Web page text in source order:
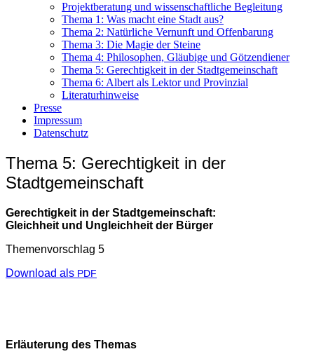
Projektberatung und wissenschaftliche Begleitung
Thema 1: Was macht eine Stadt aus?
Thema 2: Natürliche Vernunft und Offenbarung
Thema 3: Die Magie der Steine
Thema 4: Philosophen, Gläubige und Götzendiener
Thema 5: Gerechtigkeit in der Stadtgemeinschaft
Thema 6: Albert als Lektor und Provinzial
Literaturhinweise
Presse
Impressum
Datenschutz
Thema 5: Gerechtigkeit in der
Stadtgemeinschaft
Gerech­tig­keit in der Stadtgemeinschaft:
Gleich­heit und Ungleich­heit der Bürger
The­men­vor­schlag 5
Down­load als PDF
Erläu­te­rung des Themas